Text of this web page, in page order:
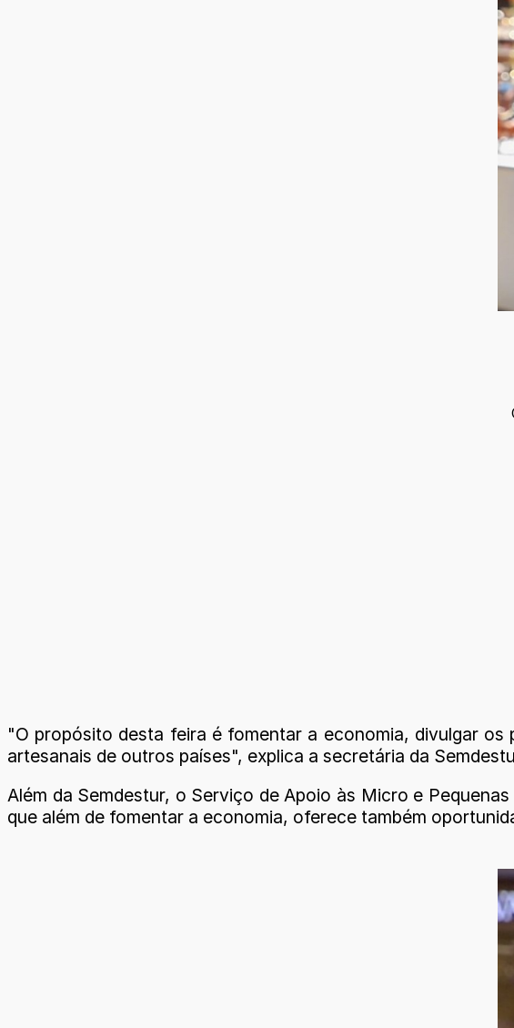
"O propósito desta feira é fomentar a economia, divulgar
artesanais de outros países", explica a secretária da
Além da Semdestur, o Serviço de Apoio às Micro e
que além de fomentar a economia, oferece também